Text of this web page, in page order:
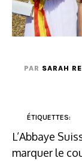
PAR SARAH
ÉTIQUETTES:
L’Abbaye
marquer le